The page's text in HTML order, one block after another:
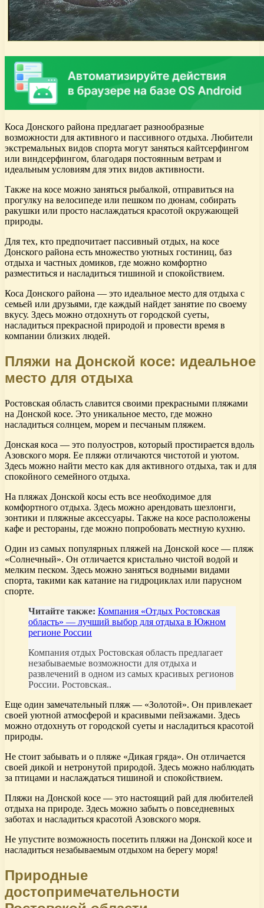
Коса Донского района предлагает разнообразные
возможности для активного и пассивного отдыха. Любители
экстремальных видов спорта могут заняться кайтсерфингом
или виндсерфингом, благодаря постоянным ветрам и
идеальным условиям для этих видов активности.
Также на косе можно заняться рыбалкой, отправиться на
прогулку на велосипеде или пешком по дюнам, собирать
ракушки или просто наслаждаться красотой окружающей
природы.
Для тех, кто предпочитает пассивный отдых, на косе
Донского района есть множество уютных гостиниц, баз
отдыха и частных домиков, где можно комфортно
разместиться и насладиться тишиной и спокойствием.
Коса Донского района — это идеальное место для отдыха с
семьей или друзьями, где каждый найдет занятие по своему
вкусу. Здесь можно отдохнуть от городской суеты,
насладиться прекрасной природой и провести время в
компании близких людей.
Пляжи на Донской косе: идеальное
место для отдыха
Ростовская область славится своими прекрасными пляжами
на Донской косе. Это уникальное место, где можно
насладиться солнцем, морем и песчаным пляжем.
Донская коса — это полуостров, который простирается вдоль
Азовского моря. Ее пляжи отличаются чистотой и уютом.
Здесь можно найти место как для активного отдыха, так и для
спокойного семейного отдыха.
На пляжах Донской косы есть все необходимое для
комфортного отдыха. Здесь можно арендовать шезлонги,
зонтики и пляжные аксессуары. Также на косе расположены
кафе и рестораны, где можно попробовать местную кухню.
Один из самых популярных пляжей на Донской косе — пляж
«Солнечный». Он отличается кристально чистой водой и
мелким песком. Здесь можно заняться водными видами
спорта, такими как катание на гидроциклах или парусном
спорте.
Читайте также: Компания «Отдых Ростовская
область» — лучший выбор для отдыха в Южном
регионе России
Компания отдых Ростовская область предлагает
незабываемые возможности для отдыха и
развлечений в одном из самых красивых регионов
России. Ростовская..
Еще один замечательный пляж — «Золотой». Он привлекает
своей уютной атмосферой и красивыми пейзажами. Здесь
можно отдохнуть от городской суеты и насладиться красотой
природы.
Не стоит забывать и о пляже «Дикая гряда». Он отличается
своей дикой и нетронутой природой. Здесь можно наблюдать
за птицами и наслаждаться тишиной и спокойствием.
Пляжи на Донской косе — это настоящий рай для любителей
отдыха на природе. Здесь можно забыть о повседневных
заботах и насладиться красотой Азовского моря.
Не упустите возможность посетить пляжи на Донской косе и
насладиться незабываемым отдыхом на берегу моря!
Природные
достопримечательности